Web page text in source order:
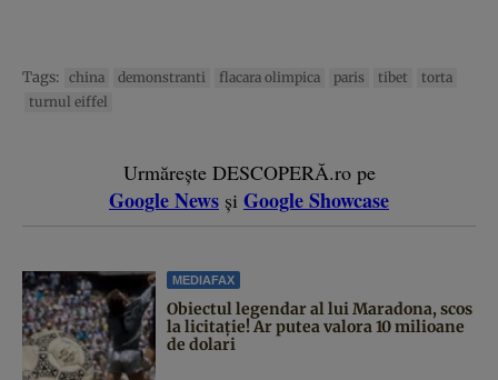
Tags: china demonstranti flacara olimpica paris tibet
torta
turnul eiffel
Urmărește DESCOPERĂ.ro pe
Google News și Google Showcase
MEDIAFAX
Obiectul legendar al lui Maradona, scos
la licitație! Ar putea valora 10 milioane
de dolari